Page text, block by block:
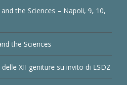
the Sciences – Napoli, 9, 10,
the Sciences
XII geniture su invito di LSDZ